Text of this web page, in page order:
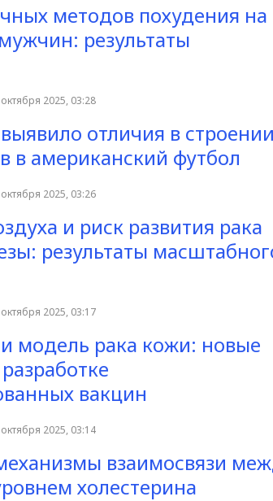
методов похудения на
результаты
2025, 03:28
отличия в строении
в американский футбол
2025, 03:26
и риск развития рака
результаты
2025, 03:17
модель рака кожи: новые
вакцин
2025, 03:14
взаимосвязи
холестерина